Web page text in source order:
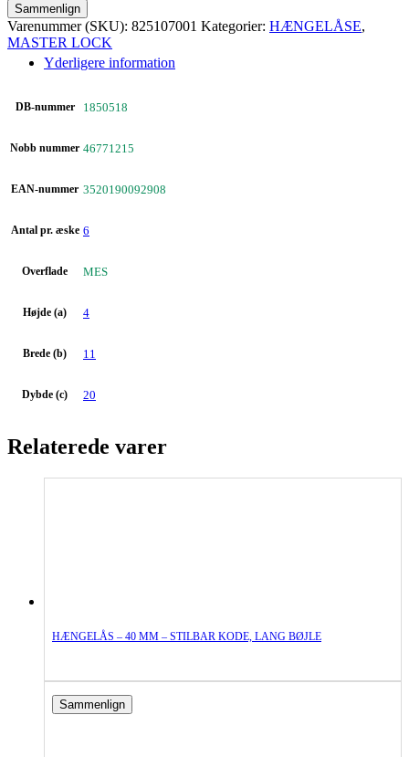
Sammenlign
Varenummer (SKU): 825107001 Kategorier: HÆNGELÅSE,
MASTER LOCK
Yderligere information
DB-nummer 1850518
Nobb nummer 46771215
EAN-nummer 3520190092908
Antal pr. æske 6
Overflade MES
Højde (a) 4
Brede (b) 11
Dybde (c) 20
Relaterede varer
HÆNGELÅS – 40 MM – STILBAR KODE, LANG BØJLE
Sammenlign